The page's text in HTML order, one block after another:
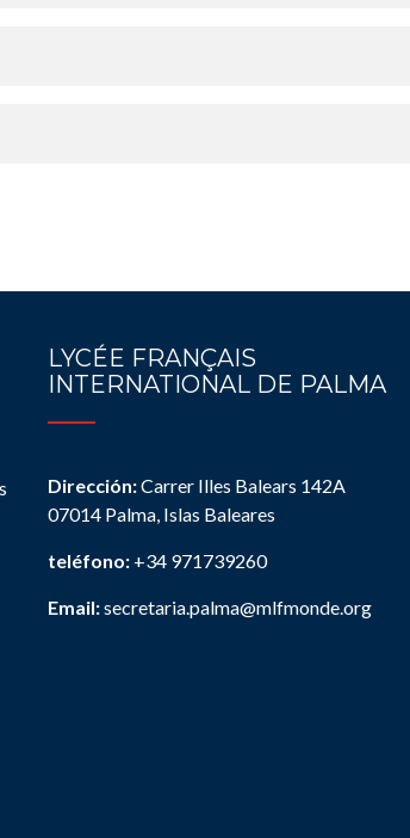
LYCÉE FRANÇAIS
INTERNATIONAL DE PALMA
Dirección:Carrer Illes Balears 142A
07014 Palma, Islas Baleares
teléfono: +34 971739260
Email:secretaria.palma@mlfmonde.org